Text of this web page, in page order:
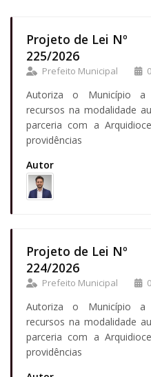
Projeto de Lei Nº
225/2026
Prefeito Municipal
Autoriza o Município a
recursos na modalidade
parceria com a
providências
Autor
Projeto de Lei Nº
224/2026
Prefeito Municipal
Autoriza o Município a
recursos na modalidade
parceria com a
providências